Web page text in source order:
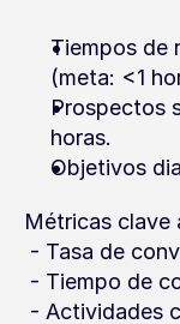
Tiempos de
(meta: <1
Prospectos
horas.
Objetivos
Métricas clave
- Tasa de
- Tiempo de
- Actividades